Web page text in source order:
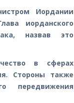
Иордании
иорданского
назвав это
в сферах
Стороны также
передвижения